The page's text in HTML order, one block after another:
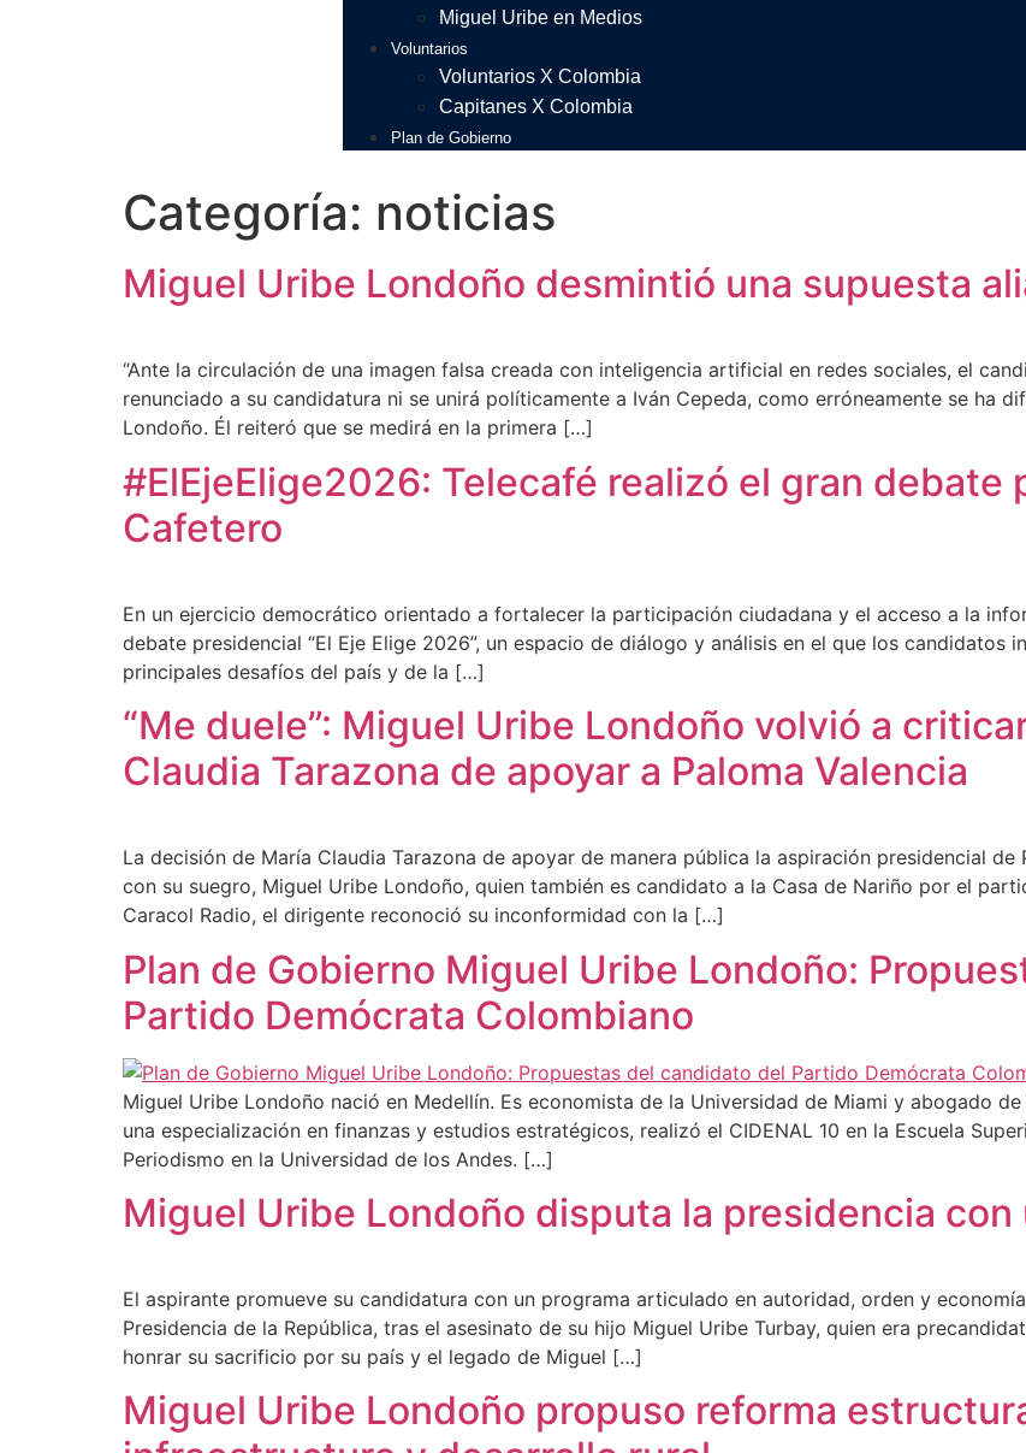
Miguel Uribe en Medios
Voluntarios
Voluntarios X Colombia
Capitanes X Colombia
Plan de Gobierno
Categoría: noticias
Miguel Uribe Londoño desmintió una supuesta
“Ante la circulación de una imagen falsa creada con inteligencia artificial en redes sociales, el
renunciado a su candidatura ni se unirá políticamente a Iván Cepeda, como erróneamente se ha
Londoño. Él reiteró que se medirá en la primera […]
#ElEjeElige2026: Telecafé realizó el gran debate
Cafetero
En un ejercicio democrático orientado a fortalecer la participación ciudadana y el acceso a la
debate presidencial “El Eje Elige 2026”, un espacio de diálogo y análisis en el que los candidatos
principales desafíos del país y de la […]
“Me duele”: Miguel Uribe Londoño volvió a
Claudia Tarazona de apoyar a Paloma Valencia
La decisión de María Claudia Tarazona de apoyar de manera pública la aspiración presidencial
con su suegro, Miguel Uribe Londoño, quien también es candidato a la Casa de Nariño por el
Caracol Radio, el dirigente reconoció su inconformidad con la […]
Plan de Gobierno Miguel Uribe Londoño:
Partido Demócrata Colombiano
Miguel Uribe Londoño nació en Medellín. Es economista de la Universidad de Miami y abogado
una especialización en finanzas y estudios estratégicos, realizó el CIDENAL 10 en la Escuela
Periodismo en la Universidad de los Andes. […]
Miguel Uribe Londoño disputa la presidencia
El aspirante promueve su candidatura con un programa articulado en autoridad, orden y
Presidencia de la República, tras el asesinato de su hijo Miguel Uribe Turbay, quien era
honrar su sacrificio por su país y el legado de Miguel […]
Miguel Uribe Londoño propuso reforma